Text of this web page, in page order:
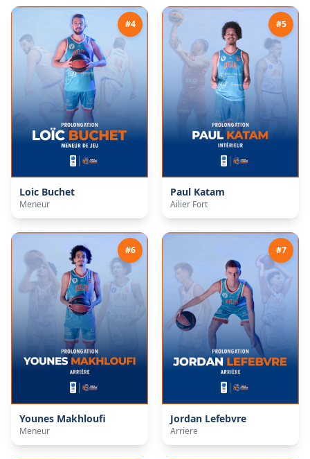
#4
Loic Buchet
Meneur
#5
Paul Katam
Ailier Fort
#6
Younes Makhloufi
Meneur
#7
Jordan Lefebvre
Arriere